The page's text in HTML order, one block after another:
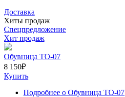
Доставка
Хиты продаж
Спецпредложение
Хит продаж
Обувница ТО-07
8 150₽
Купить
Подробнее о Обувница ТО-07